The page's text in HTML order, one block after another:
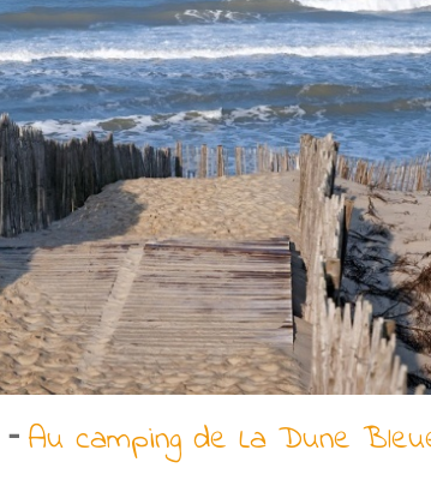
- Au camping de La Dune